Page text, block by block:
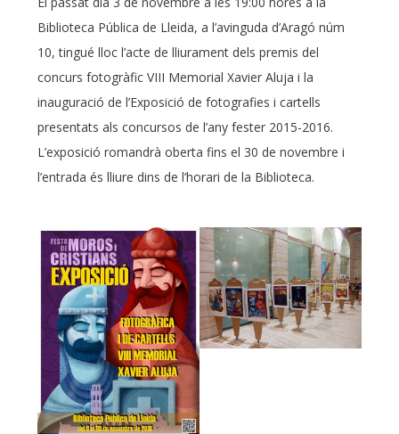
Biblioteca Pública de Lleida, a l’avinguda d’Aragó núm
10, tingué lloc l’acte de lliurament dels premis del
concurs fotogràfic VIII Memorial Xavier Aluja i la
inauguració de l’Exposició de fotografies i cartells
presentats als concursos de l’any fester 2015-2016.
L’exposició romandrà oberta fins el 30 de novembre i
l’entrada és lliure dins de l’horari de la Biblioteca.